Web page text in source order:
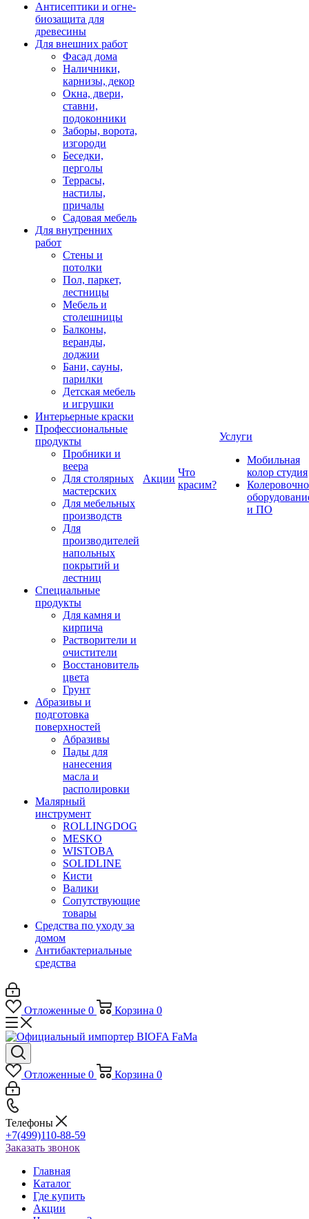
Антисептики и огне-
биозащита для
древесины
Для внешних работ
Фасад дома
Наличники,
карнизы, декор
Окна, двери,
ставни,
подоконники
Заборы, ворота,
изгороди
Беседки,
перголы
Террасы,
настилы,
причалы
Садовая мебель
Для внутренних
работ
Стены и
потолки
Пол, паркет,
лестницы
Мебель и
столешницы
Балконы,
веранды,
лоджии
Бани, сауны,
парилки
Детская мебель
и игрушки
Интерьерные краски
Профессиональные
продукты
Пробники и
веера
Для столярных
мастерских
Для мебельных
производств
Для
производителей
напольных
покрытий и
лестниц
Специальные
продукты
Для камня и
кирпича
Растворители и
очистители
Восстановитель
цвета
Грунт
Абразивы и
подготовка
поверхностей
Абразивы
Пады для
нанесения
масла и
располировки
Малярный
инструмент
ROLLINGDOG
MESKO
WISTOBA
SOLIDLINE
Кисти
Валики
Сопутствующие
товары
Средства по уходу за
домом
Антибактериальные
средства
Акции
Что
красим?
Услуги
Мобильная
колор студия
и ПО
Отложенные 0 Корзина 0
Отложенные 0 Корзина 0
Телефоны
+7(499)110-88-59
Заказать звонок
Главная
Каталог
Где купить
Акции